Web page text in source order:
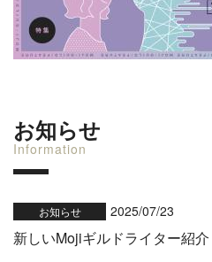
お知らせ
Information
お知らせ 2025/07/23
新しいMojiギルドライター紹